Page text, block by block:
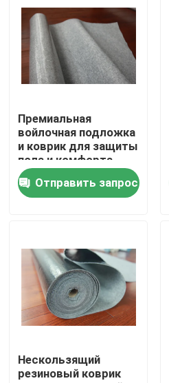
Домой
Продукты
Экскурсия по заводу
Контроль качества
Свяжитесь с нами
Премиальная
войлочная подложка
и коврик для защиты
пола и комфорта
Отправить запрос
Нескользящий
резиновый коврик